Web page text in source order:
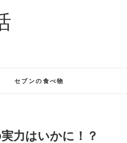
セブンの食べ物
力はいかに！？